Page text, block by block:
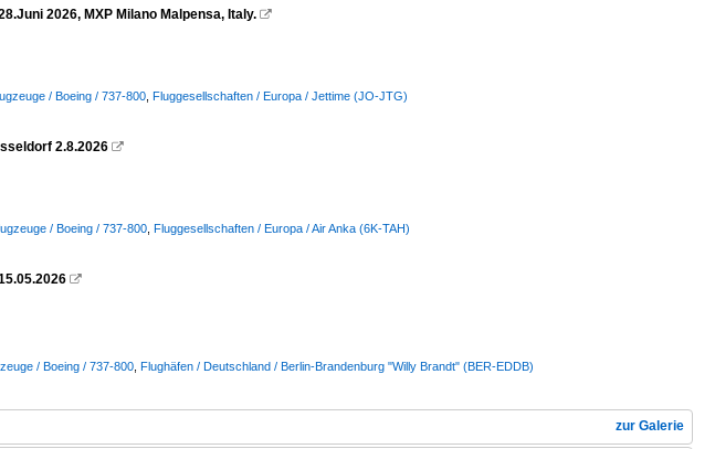
2026, MXP Milano Malpensa, Italy. 
/ Boeing / 737-800 Fluggesellschaften / Europa / Jettime (JO-JTG)
2.8.2026 
/ Boeing / 737-800 Fluggesellschaften / Europa / Air Anka (6K-TAH)

/ Boeing / 737-800 Flughäfen / Deutschland / Berlin-Brandenburg "Willy Brandt" (BER-EDDB)
zur Galerie